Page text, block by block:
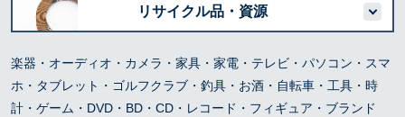
リサイクル品・資源
楽器・オーディオ・カメラ・家具・家電・テレビ・パソコン・スマ
ホ・タブレット・ゴルフクラブ・釣具・お酒・自転車・工具・時
計・ゲーム・DVD・BD・CD・レコード・フィギュア・ブランド